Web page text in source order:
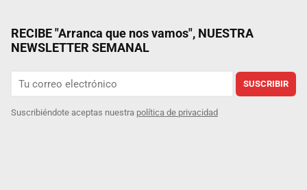
RECIBE "Arranca que nos vamos", NUESTRA
NEWSLETTER SEMANAL
SUSCRIBIR
Suscribiéndote aceptas nuestra política de privacidad